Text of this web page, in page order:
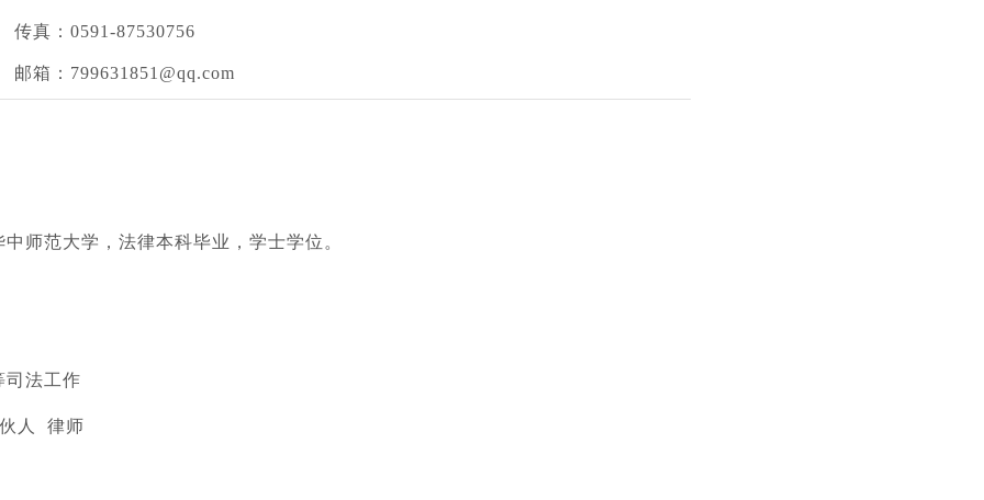
传真： 0591-87530756
邮箱： 799631851@qq.com
师范大学，法律本科毕业，学士学位。
司法工作
人 律师